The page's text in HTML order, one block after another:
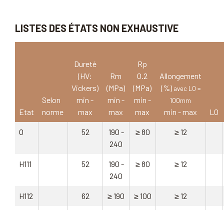
LISTES DES ÉTATS NON EXHAUSTIVE
Etat
Selon
norme
Dureté
(HV:
Vickers)
min -
max
Rm
(MPa)
min -
max
Rp
0.2
(MPa)
min -
max
Allongement
(%) avec L0 =
100mm
min - max L0
O 52
190 -
240
≥ 80 ≥ 12
H111 52
190 -
240
≥ 80 ≥ 12
H112 62 ≥ 190 ≥ 100 ≥ 12